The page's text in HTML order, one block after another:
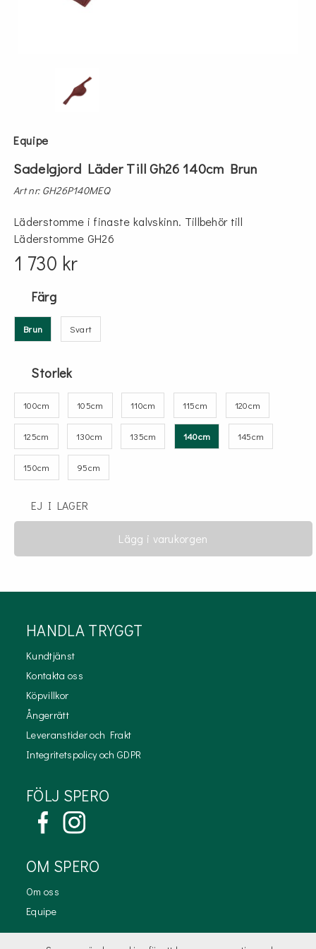
Equipe
Sadelgjord Läder Till Gh26 140cm Brun
Art nr: GH26P140MEQ
Läderstomme i finaste kalvskinn. Tillbehör till
Läderstomme GH26
1 730 kr
Färg
Brun Svart
Storlek
100cm 105cm 110cm 115cm 120cm
125cm 130cm 135cm 140cm 145cm
150cm 95cm
EJ I LAGER
Lägg i varukorgen
HANDLA TRYGGT
Kundtjänst
Kontakta oss
Köpvillkor
Ångerrätt
Leveranstider och Frakt
Integritetspolicy och GDPR
FÖLJ SPERO
OM SPERO
Om oss
Equipe